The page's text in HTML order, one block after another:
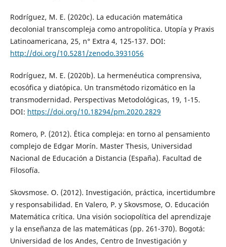
Rodríguez, M. E. (2020c). La educación matemática
decolonial transcompleja como antropolítica. Utopía y Praxis
Latinoamericana, 25, n° Extra 4, 125-137. DOI:
http://doi.org/10.5281/zenodo.3931056
Rodríguez, M. E. (2020b). La hermenéutica comprensiva,
ecosófica y diatópica. Un transmétodo rizomático en la
transmodernidad. Perspectivas Metodológicas, 19, 1-15.
DOI: https://doi.org/10.18294/pm.2020.2829
Romero, P. (2012). Ética compleja: en torno al pensamiento
complejo de Edgar Morín. Master Thesis, Universidad
Nacional de Educación a Distancia (España). Facultad de
Filosofía.
Skovsmose. O. (2012). Investigación, práctica, incertidumbre
y responsabilidad. En Valero, P. y Skovsmose, O. Educación
Matemática crítica. Una visión sociopolítica del aprendizaje
y la enseñanza de las matemáticas (pp. 261-370). Bogotá:
Universidad de los Andes, Centro de Investigación y